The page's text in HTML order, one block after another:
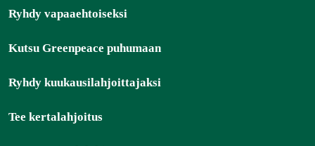
Ryhdy vapaaehtoiseksi
Kutsu Greenpeace puhumaan
Ryhdy kuukausilahjoittajaksi
Tee kertalahjoitus